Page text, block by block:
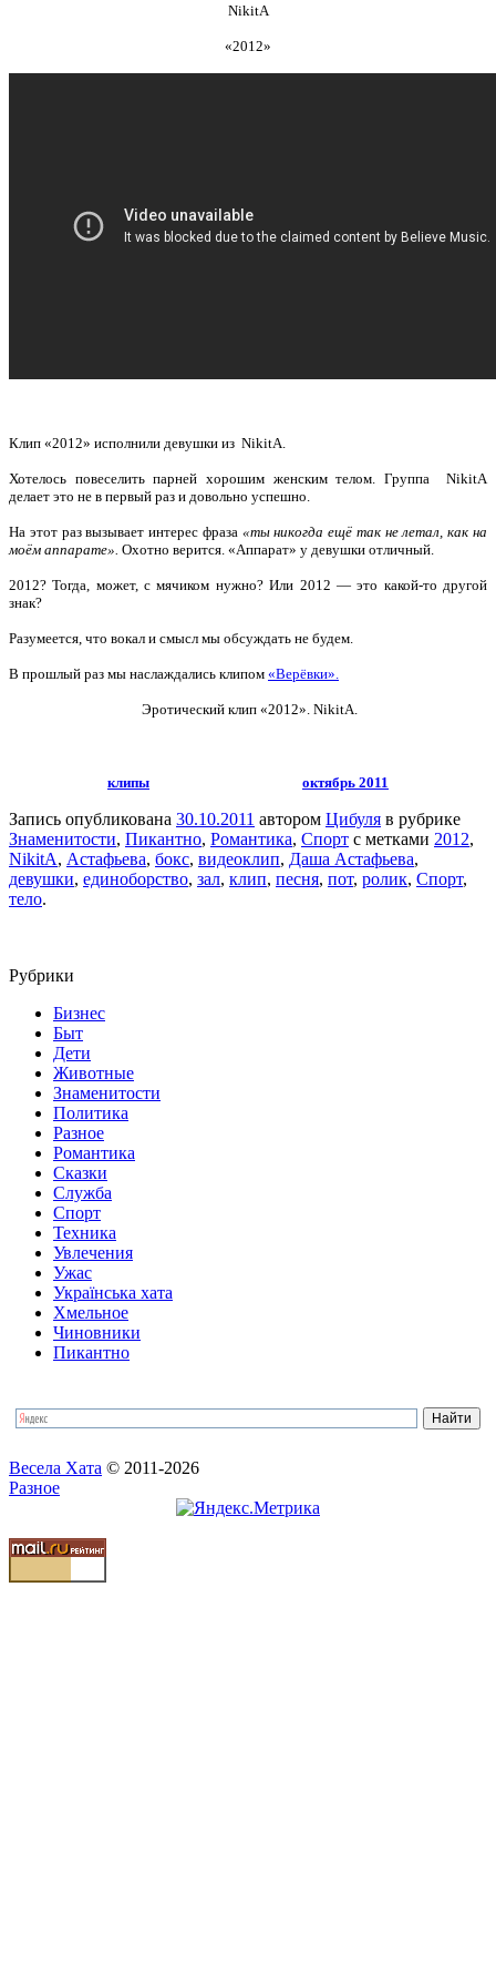
NikitA
«2012»
Клип «2012» исполнили девушки из NikitA.
Хотелось повеселить парней хорошим женским телом. Группа NikitA
делает это не в первый раз и довольно успешно.
На этот раз вызывает интерес фраза «ты никогда ещё так не летал, как на
моём аппарате». Охотно верится. «Аппарат» у девушки отличный.
2012? Тогда, может, с мячиком нужно? Или 2012 — это какой-то другой
знак?
Разумеется, что вокал и смысл мы обсуждать не будем.
В прошлый раз мы наслаждались клипом «Верёвки».
Эротический клип «2012». NikitA.
клипы октябрь 2011
Запись опубликована 30.10.2011 автором Цибуля в рубрике
Знаменитости, Пикантно, Романтика, Спорт с метками 2012,
NikitA, Астафьева, бокс, видеоклип, Даша Астафьева,
девушки, единоборство, зал, клип, песня, пот, ролик, Спорт,
тело.
Рубрики
Бизнес
Быт
Дети
Животные
Знаменитости
Политика
Разное
Романтика
Сказки
Служба
Спорт
Техника
Увлечения
Ужас
Українська хата
Хмельное
Чиновники
Пикантно
Весела Хата © 2011-2026
Разное